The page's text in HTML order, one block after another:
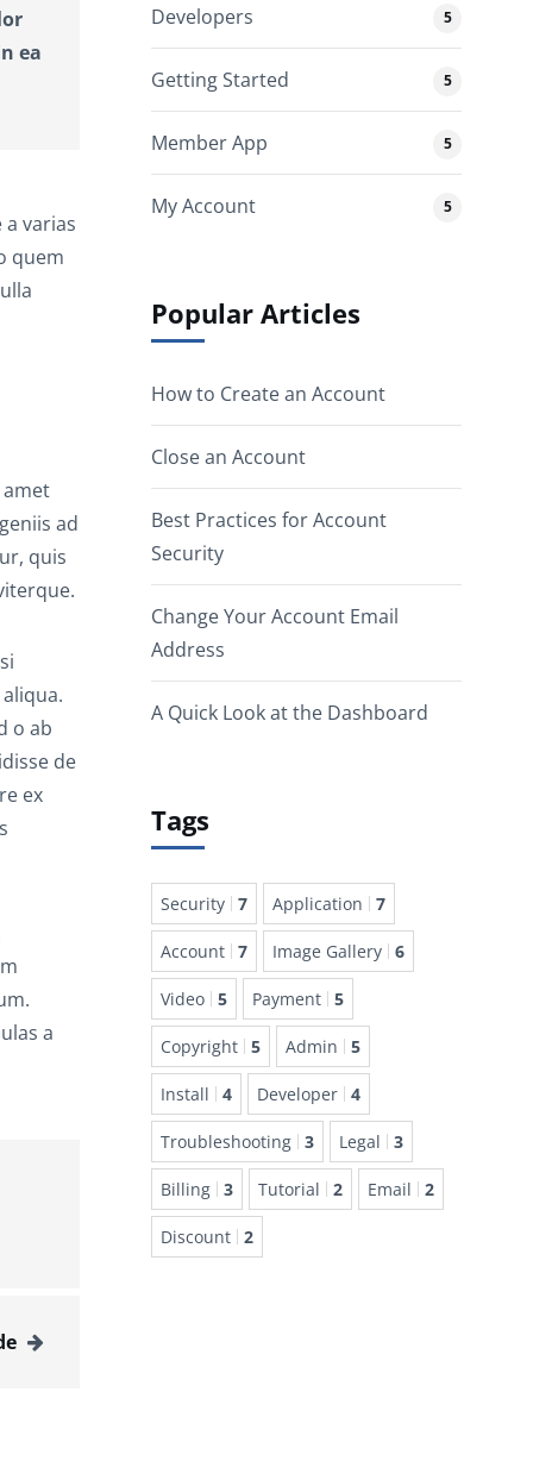
ea
varias
quem
ad
quis
o ab
de
ex
a
Developers 5
Getting Started 5
Member App 5
My Account 5
Popular Articles
How to Create an Account
Close an Account
Best Practices for Account
Security
Change Your Account Email
Address
A Quick Look at the Dashboard
Tags
Security 7 Application 7
Account 7 Image Gallery 6
Video 5 Payment 5
Copyright 5 Admin 5
Install 4 Developer 4
Troubleshooting 3 Legal 3
Billing 3 Tutorial 2 Email 2
Discount 2